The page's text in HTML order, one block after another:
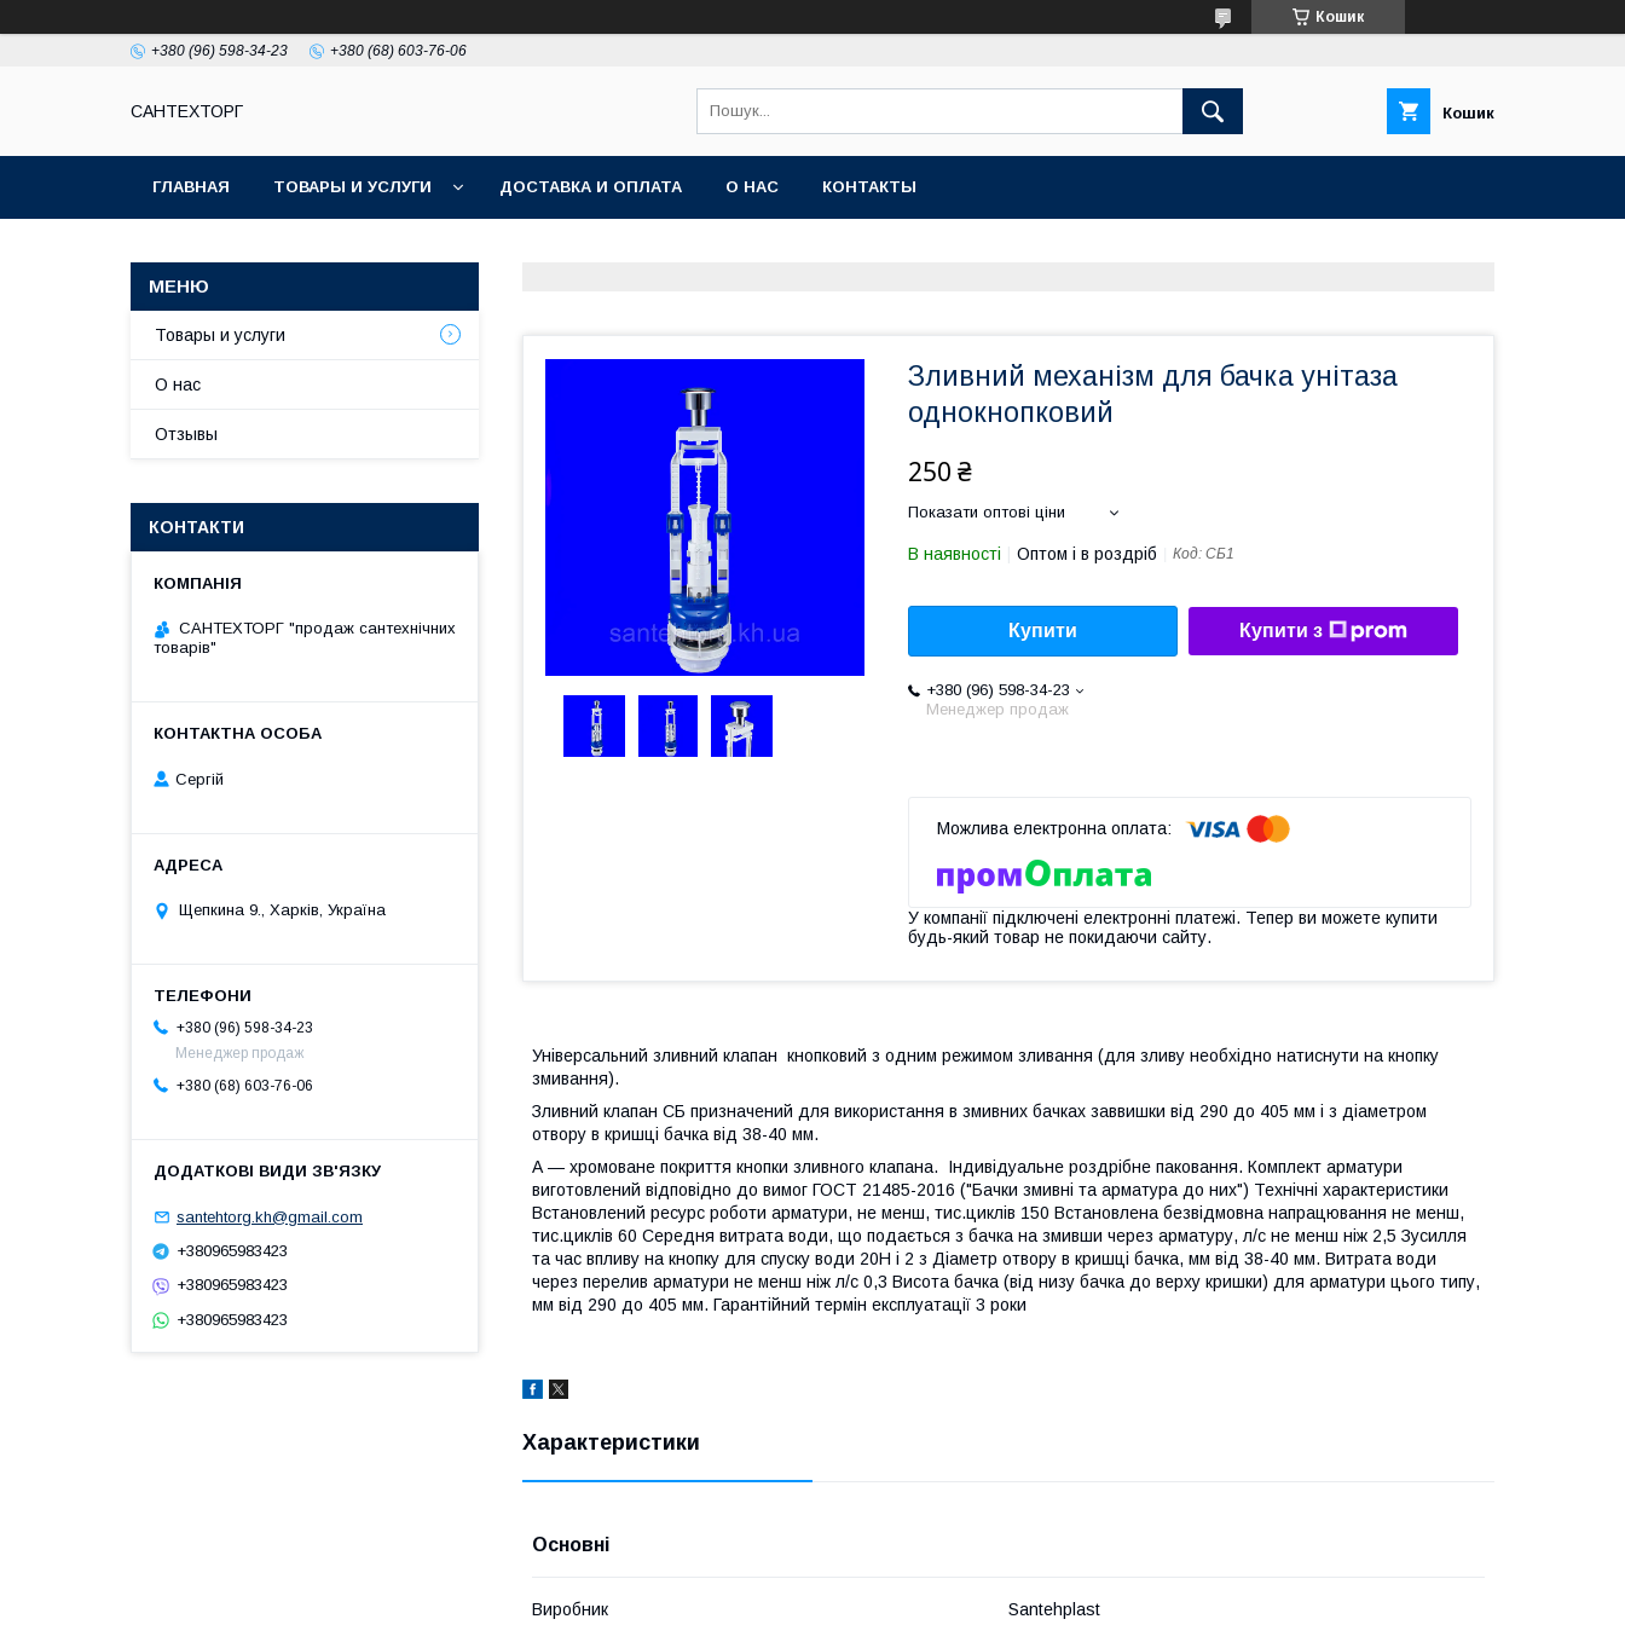
Кошик
+380 (96) 598-34-23 +380 (68) 603-76-06
САНТЕХТОРГ Кошик
ГЛАВНАЯ ТОВАРЫ И УСЛУГИ ДОСТАВКА И ОПЛАТА О НАС КОНТАКТЫ
Зливний механізм для бачка унітаза
однокнопковий
250 ₴
Показати оптові ціни
В наявності Оптом і в роздріб Код: СБ1
Купити Купити з
+380 (96) 598-34-23
Менеджер продаж
У компанії підключені електронні платежі. Тепер ви можете купити
будь-який товар не покидаючи сайту.
Універсальний зливний клапан кнопковий з одним режимом зливання (для зливу необхідно натиснути на кнопку
змивання).
Зливний клапан СБ призначений для використання в змивних бачках заввишки від 290 до 405 мм і з діаметром
отвору в кришці бачка від 38-40 мм.
А — хромоване покриття кнопки зливного клапана. Індивідуальне роздрібне паковання. Комплект арматури
виготовлений відповідно до вимог ГОСТ 21485-2016 ("Бачки змивні та арматура до них") Технічні характеристики
Встановлений ресурс роботи арматури, не менш, тис.циклів 150 Встановлена безвідмовна напрацювання не менш,
тис.циклів 60 Середня витрата води, що подається з бачка на змивши через арматуру, л/с не менш ніж 2,5 Зусилля
та час впливу на кнопку для спуску води 20Н і 2 з Діаметр отвору в кришці бачка, мм від 38-40 мм. Витрата води
через перелив арматури не менш ніж л/с 0,3 Висота бачка (від низу бачка до верху кришки) для арматури цього типу,
мм від 290 до 405 мм. Гарантійний термін експлуатації 3 роки
Характеристики
Основні
Виробник Santehplast
Товары и услуги
О нас
Отзывы
КОНТАКТИ
САНТЕХТОРГ "продаж сантехнічних
товарів"
Сергій
Щепкина 9., Харків, Україна
+380 (96) 598-34-23
Менеджер продаж
+380 (68) 603-76-06
santehtorg.kh@gmail.com
+380965983423
+380965983423
+380965983423